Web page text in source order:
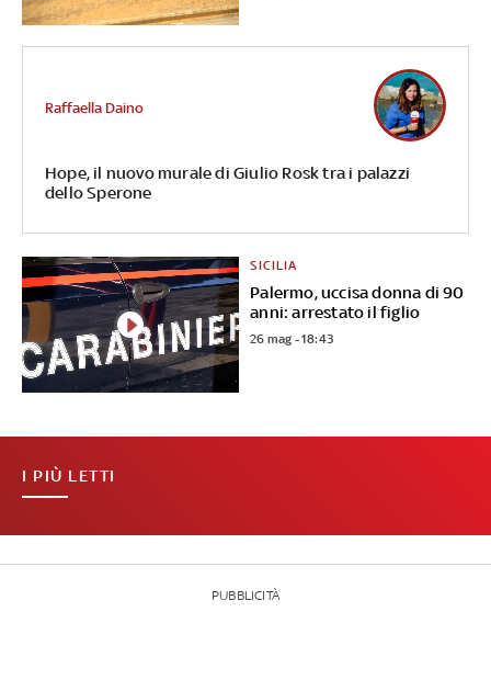
Hope, il nuovo murale di Giulio Rosk tra i palazzi
dello Sperone
Raffaella Daino
Palermo, uccisa donna di 90
anni: arrestato il figlio
SICILIA
26 mag - 18:43
I PIÙ LETTI
PUBBLICITÀ